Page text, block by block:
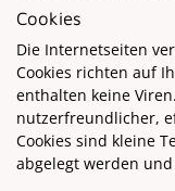
Cookies
Die Internetseiten
Cookies richten auf
enthalten keine
nutzerfreundlicher,
Cookies sind kleine
abgelegt werden